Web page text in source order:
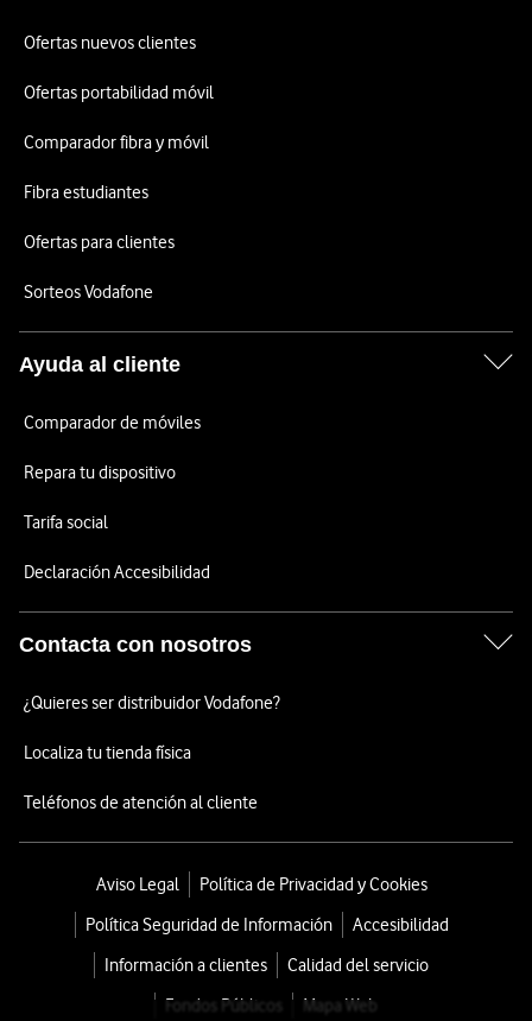
Ofertas nuevos clientes
Ofertas portabilidad móvil
Comparador fibra y móvil
Fibra estudiantes
Ofertas para clientes
Sorteos Vodafone
Ayuda al cliente
Comparador de móviles
Repara tu dispositivo
Tarifa social
Declaración Accesibilidad
Contacta con nosotros
¿Quieres ser distribuidor Vodafone?
Localiza tu tienda física
Teléfonos de atención al cliente
Aviso Legal
Política de Privacidad y Cookies
Política Seguridad de Información
Accesibilidad
Información a clientes
Calidad del servicio
Fondos Públicos
Mapa Web